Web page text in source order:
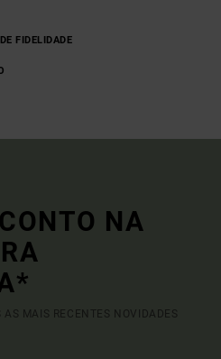
FIDELIDADE
NA
AS MAIS RECENTES NOVIDADES